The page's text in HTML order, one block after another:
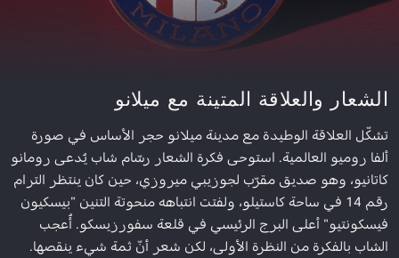
الشعار والعلاقة المتينة مع ميلانو
تشكّل العلاقة الوطيدة مع مدينة ميلانو حجر الأساس في صورة
ألفا روميو العالمية. استوحى فكرة الشعار رسّام شاب يُدعى رومانو
كاتانيو، وهو صديق مقرّب لجوزيبي ميروزي، حين كان ينتظر الترام
رقم 14 في ساحة كاستيلو، ولفتت انتباهه منحوتة التنين "بيسكيون
فيسكونتيو" أعلى البرج الرئيسي في قلعة سفورزيسكو. أُعجب
الشاب بالفكرة من النظرة الأولى، لكن شعر أنّ ثمة شيء ينقصها.